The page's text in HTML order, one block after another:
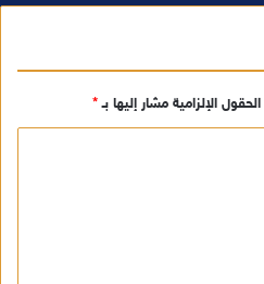
الحقول الإلزامية مشار إليها بـ*